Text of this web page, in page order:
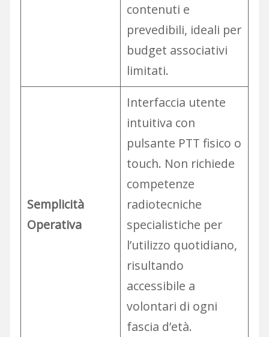
contenuti e
prevedibili, ideali per
budget associativi
limitati.
Semplicità
Operativa
Interfaccia utente
intuitiva con
pulsante PTT fisico o
touch. Non richiede
competenze
radiotecniche
specialistiche per
l’utilizzo quotidiano,
risultando
accessibile a
volontari di ogni
fascia d’età.